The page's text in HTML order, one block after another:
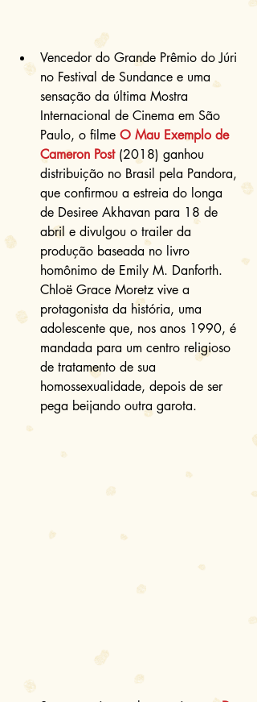
Vencedor do Grande Prêmio do Júri
no Festival de Sundance e uma
sensação da última Mostra
Internacional de Cinema em São
Paulo, o filme O Mau Exemplo de
Cameron Post (2018) ganhou
distribuição no Brasil pela Pandora,
que confirmou a estreia do longa
de Desiree Akhavan para 18 de
abril e divulgou o trailer da
produção baseada no livro
homônimo de Emily M. Danforth.
Chloë Grace Moretz vive a
protagonista da história, uma
adolescente que, nos anos 1990, é
mandada para um centro religioso
de tratamento de sua
homossexualidade, depois de ser
pega beijando outra garota.